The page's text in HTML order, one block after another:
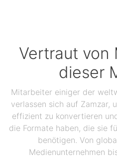
Vertraut von
dieser
Mitarbeiter einiger der
verlassen sich auf Zamzar,
effizient zu konvertieren
die Formate haben, die sie
benötigen. Von
Medienunternehmen